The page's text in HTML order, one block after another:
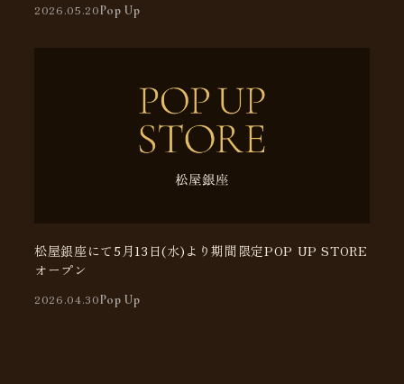
2026.05.20Pop Up
松屋銀座にて5月13日(水)より期間限定POP UP STORE
オープン
2026.04.30Pop Up